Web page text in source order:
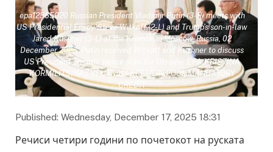
epa12565020 Russian President Vladimir Putin (3-R) meets with
US Presidential Envoy Steve Witkoff (2-L) and Trump's son-in-law
Jared Kushner (3-L) at the Kremlin in Moscow, Russia, 02
December 2025. Putin received Witkoff and Kushner to discuss
US President Trump's 'peace plan' for Ukraine. EPA/KRISTINA
KORMILITSINA / SPUTNIK / KREMLIN POOL MANDATORY
CREDIT
Published: Wednesday, December 17, 2025 18:31
Речиси четири години по почетокот на руската